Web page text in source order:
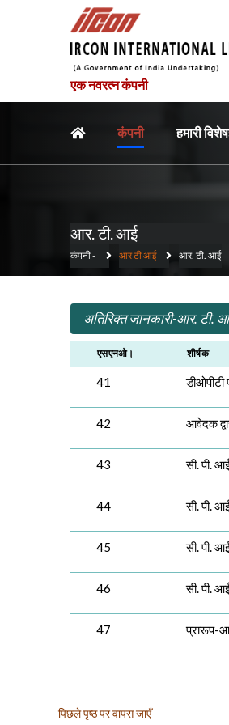
एक नवरत्न कंपनी
कंपनी हमारी
आर. टी. आई
कंपनी- आर टी आई आर. टी. आई
अतिरिक्त जानकारी-आर. टी.
एसएनओ। शीर्षक
41 डीओपीटी
42 आवेदक
43 सी. पी.
44 सी. पी.
45 सी. पी.
46 सी. पी.
47 प्रारूप-
पिछले पृष्ठ पर वापस जाएँ